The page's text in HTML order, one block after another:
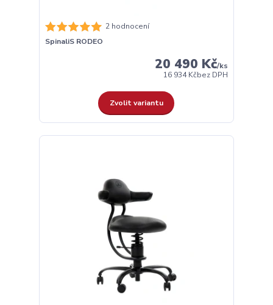
2 hodnocení
SpinaliS RODEO
20 490 Kč/ks
16 934 Kčbez DPH
Zvolit variantu